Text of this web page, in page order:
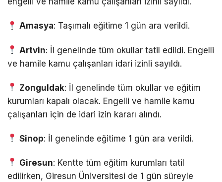
Amasya: Taşımalı eğitime 1 gün ara verildi.
Artvin: İl genelinde tüm okullar tatil edildi. Engelli
ve hamile kamu çalışanları idari izinli sayıldı.
Zonguldak: İl genelinde tüm okullar ve eğitim
kurumları kapalı olacak. Engelli ve hamile kamu
çalışanları için de idari izin kararı alındı.
Sinop: İl genelinde eğitime 1 gün ara verildi.
Giresun: Kentte tüm eğitim kurumları tatil
edilirken, Giresun Üniversitesi de 1 gün süreyle